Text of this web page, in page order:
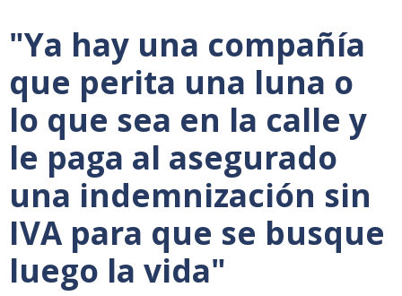
"Ya hay una compañía
que perita una luna o
lo que sea en la calle y
le paga al asegurado
una indemnización sin
IVA para que se busque
luego la vida"